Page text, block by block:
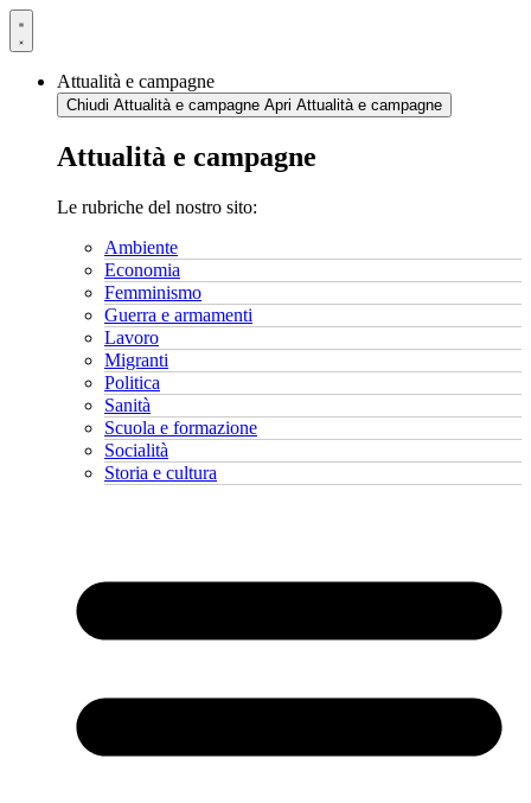
Vai
al
Attualità e campagne
Chiudi Attualità e campagne Apri Attualità e campagne
Attualità e campagne
Le rubriche del nostro sito:
Ambiente
Economia
Femminismo
Guerra e armamenti
Lavoro
Migranti
Politica
Sanità
Scuola e formazione
Socialità
Storia e cultura